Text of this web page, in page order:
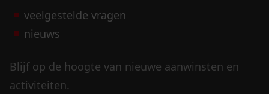
veelgestelde vragen
nieuws
Blijf op de hoogte van nieuwe aanwinsten en
activiteiten.